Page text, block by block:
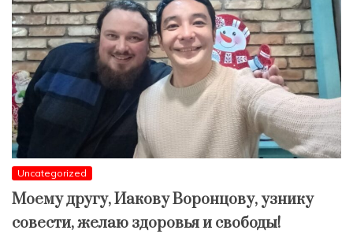
Uncategorized
Моему другу, Иакову Воронцову, узнику
совести, желаю здоровья и свободы!